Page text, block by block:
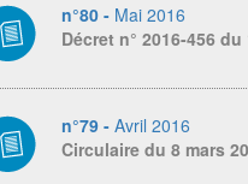
n°80 - Mai 2016
Décret n° 2016-456
n°79 - Avril 2016
Circulaire du 8 mars